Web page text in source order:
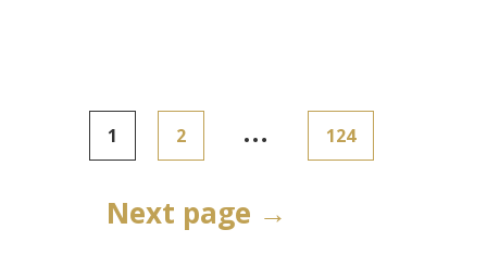
Berichten
paginering
1 2 … 124
Next page →